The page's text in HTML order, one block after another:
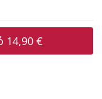
14,90 €